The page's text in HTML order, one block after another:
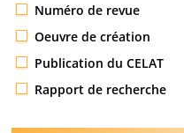
Numéro de revue
Oeuvre de création
Publication du CELAT
Rapport de recherche